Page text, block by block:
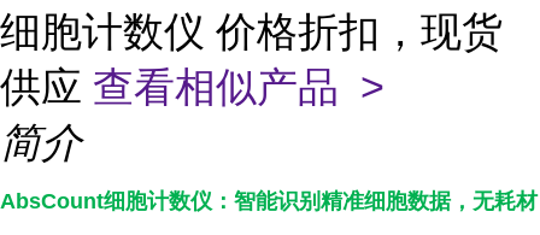
细胞计数仪 价格折扣，现货
供应 查看相似产品 >
简介
AbsCount细胞计数仪：智能识别精准细胞数据，无耗材